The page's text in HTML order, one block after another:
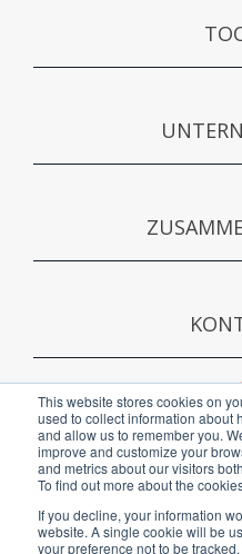
This website stores cookies on
used to collect information about
and allow us to remember you.
improve and customize your
and metrics about our visitors
To find out more about the
If you decline, your information
website. A single cookie will be
your preference not to be tracked.
Copyright ©